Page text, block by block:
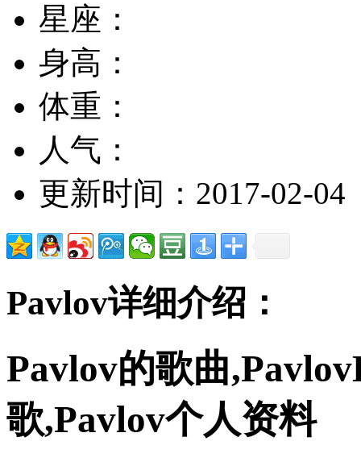
星座：
身高：
体重：
人气：
更新时间：2017-02-04
Pavlov详细介绍：
Pavlov的歌曲
歌,Pavlov个人资料